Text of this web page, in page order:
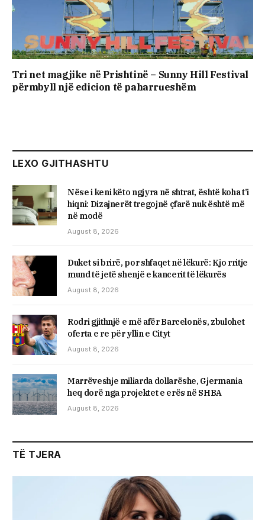
Tri net magjike në Prishtinë – Sunny Hill Festival
përmbyll një edicion të paharrueshëm
LEXO GJITHASHTU
Nëse i keni këto ngjyra në shtrat, është koha t’i
hiqni: Dizajnerët tregojnë çfarë nuk është më
në modë
August 8, 2026
Duket si brirë, por shfaqet në lëkurë: Kjo rritje
mund të jetë shenjë e kancerit të lëkurës
August 8, 2026
Rodri gjithnjë e më afër Barcelonës, zbulohet
oferta e re për yllin e Cityt
August 8, 2026
Marrëveshje miliarda dollarëshe, Gjermania
heq dorë nga projektet e erës në SHBA
August 8, 2026
TË TJERA